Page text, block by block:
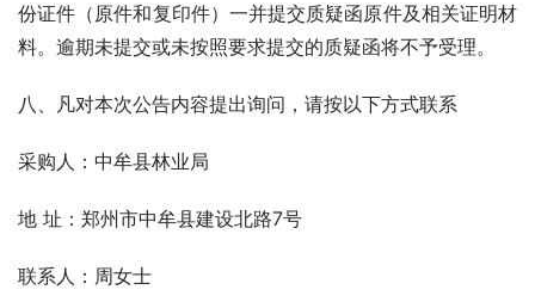
份证件（原件和复印件）一并提交质疑函原件及相关证明材
料。逾期未提交或未按照要求提交的质疑函将不予受理。
八、凡对本次公告内容提出询问，请按以下方式联系
采购人：中牟县林业局
地 址：郑州市中牟县建设北路7号
联系人：周女士